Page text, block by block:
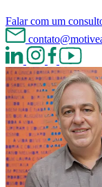
Falar com um